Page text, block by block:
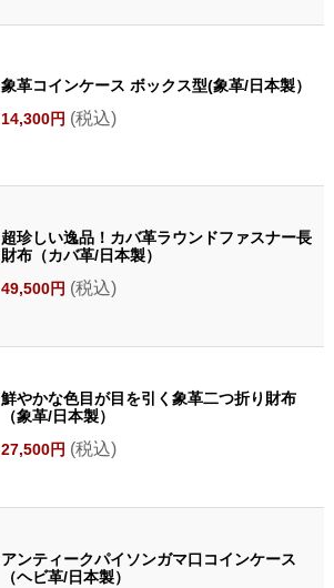
象革コインケース ボックス型(象革/日本製）
14,300円 (税込)
超珍しい逸品！カバ革ラウンドファスナー長
財布（カバ革/日本製）
49,500円 (税込)
鮮やかな色目が目を引く象革二つ折り財布
（象革/日本製）
27,500円 (税込)
アンティークパイソンガマ口コインケース
（ヘビ革/日本製）